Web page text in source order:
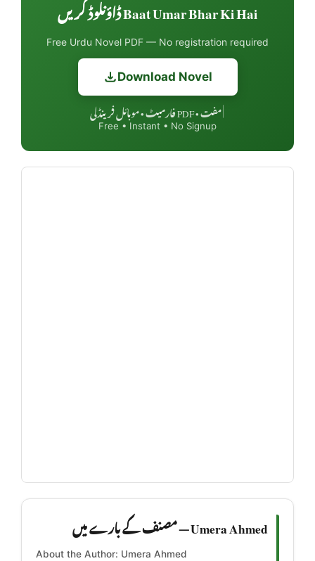
Baat Umar Bhar Ki Hai ڈاؤنلوڈ کریں
Free Urdu Novel PDF — No registration required
Download Novel
مفت • PDF فارمیٹ • موبائل فرینڈلی
Free • Instant • No Signup
Umera Ahmed — مصنف کے بارے میں
About the Author: Umera Ahmed